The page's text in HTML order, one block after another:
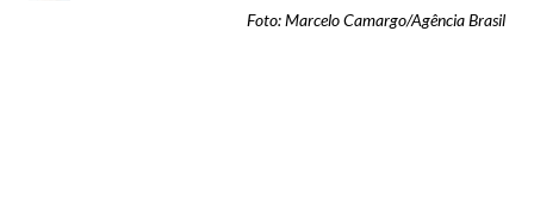
Foto: Marcelo Camargo/Agência Brasil